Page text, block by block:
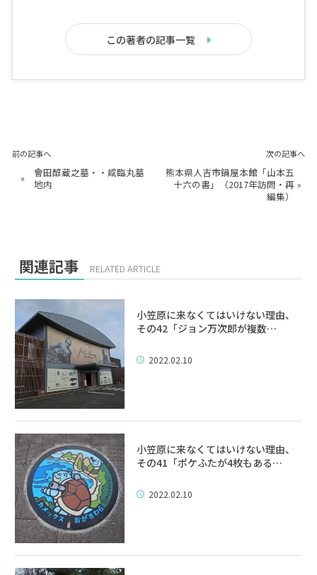
この著者の記事一覧
前の記事へ
«
會田醇蔵之墓・・咸臨丸墓
地内
次の記事へ
熊本県人吉市鍋屋本館「山本五
十六の書」（2017年訪問・再
編集）
»
関連記事 RELATED ARTICLE
小笠原に来なくてはいけない理由、
その42「ジョン万次郎が複数…
2022.02.10
小笠原に来なくてはいけない理由、
その41「ポケふたが4枚もある…
2022.02.10